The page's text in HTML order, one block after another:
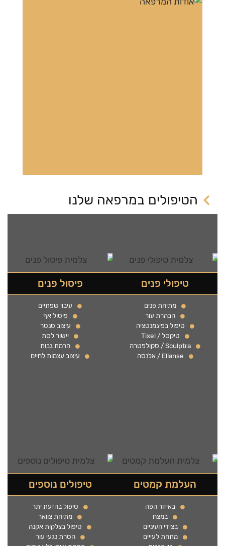
הטיפולים במרפאה שלנו
טיפולי פנים
מתיחת פנים
הבהרת עור
טיפול בפיגמנטציה
טיקסל / Tixel
Sculptra / סקולפטרה
Ellanse / אלנסה
פיסול פנים
עיבוי שפתיים
פיסול אף
עיצוב סנטר
יישור לסת
הרמת גבות
עיצוב עצמות לחיים
העלמת קמטים
באיזור הפה
במצח
בצידי העיניים
מתחת לעייים
טיפולים נוספים
טיפול בהזעת יתר
מתיחת צוואר
טיפול בצלקות אקנה
הסרת נגעי עור